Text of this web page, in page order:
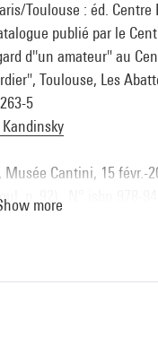
Toulouse : éd. Centre
publié par le
d''un amateur" au
Toulouse, Les
5
Cantini, 15 févr.-
p. 92) . N° isbn 978-
more